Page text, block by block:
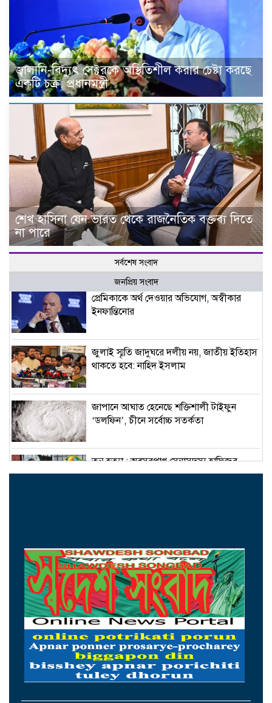
জ্বালানি-বিদ্যুৎ সেক্টরকে অস্থিতিশীল করার চেষ্টা করছে
একটি চক্র: প্রধানমন্ত্রী
শেখ হাসিনা যেন ভারত থেকে রাজনৈতিক বক্তব্য দিতে
না পারে
সর্বশেষ সংবাদ
জনপ্রিয় সংবাদ
প্রেমিকাকে অর্থ দেওয়ার অভিযোগ, অস্বীকার
ইনফান্তিনোর
জুলাই স্মৃতি জাদুঘরে দলীয় নয়, জাতীয় ইতিহাস
থাকতে হবে: নাহিদ ইসলাম
জাপানে আঘাত হেনেছে শক্তিশালী টাইফুন
‘ডলফিন’, চীনে সর্বোচ্চ সতর্কতা
তনু হত্যা : অবসরপ্রাপ্ত সেনাসদস্য হাফিজুর
রহমান ফের গ্রেপ্তার
শেখ হাসিনা যেন ভারত থেকে রাজনৈতিক বক্তব্য
দিতে না পারে
‘হাসিনা কার্ড’ খেলবেন আর বন্ধুত্ব চাইবেন, দুটো
বিপরীতমুখী-ভারতকে স্বরাষ্ট্রমন্ত্রী
ইরানে মোসাদের ২১ গুপ্তচর আটক